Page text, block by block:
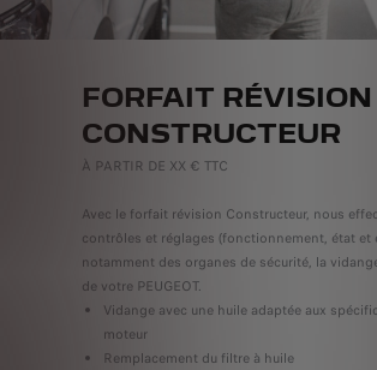
FORFAIT RÉVISION
CONSTRUCTEUR
À PARTIR DE XX € TTC
Avec le forfait révision Constructeur, nous
contrôles et réglages (fonctionnement, état et
notamment des organes de sécurité, la
de votre PEUGEOT.
Vidange avec une huile adaptée aux
moteur
Remplacement du filtre à huile